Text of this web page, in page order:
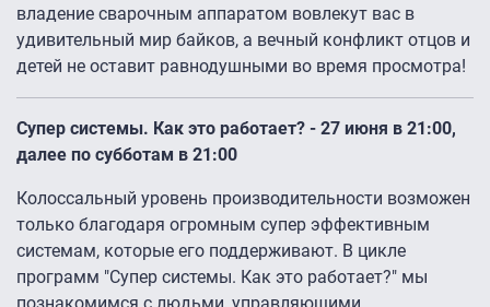
владение сварочным аппаратом вовлекут вас в
удивительный мир байков, а вечный конфликт отцов и
детей не оставит равнодушными во время просмотра!
Супер системы. Как это работает? - 27 июня в 21:00,
далее по субботам в 21:00
Колоссальный уровень производительности возможен
только благодаря огромным супер эффективным
системам, которые его поддерживают. В цикле
программ "Супер системы. Как это работает?" мы